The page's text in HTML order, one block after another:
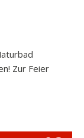
Zur Feier